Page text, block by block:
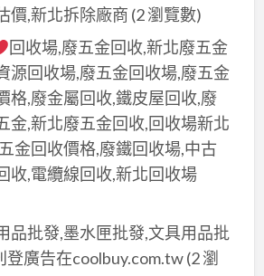
價,新北拆除廠商 (2 瀏覽數)
回收場,廢五金回收,新北廢五金
源回收場,廢五金回收場,廢五金
格,廢金屬回收,鐵皮屋回收,廢
金,新北廢五金回收,回收場新北
金回收價格,廢鐵回收場,中古
收,電纜線回收,新北回收場
品批發,墨水匣批發,文具用品批
登廣告在coolbuy.com.tw(2 瀏